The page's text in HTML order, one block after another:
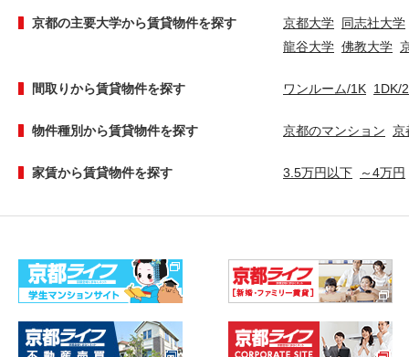
京都の主要大学から賃貸物件を探す 京都大学 同志社大学
龍谷大学 佛教大学
間取りから賃貸物件を探す ワンルーム/1K 1DK/
物件種別から賃貸物件を探す 京都のマンション 京
家賃から賃貸物件を探す 3.5万円以下 ～4万円